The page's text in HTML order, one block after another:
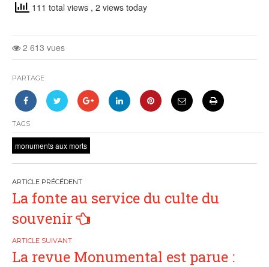
111 total views , 2 views today
2 613 vues
PARTAGE
TAGS
monuments aux morts
Navigation
de
l’article
La fonte au service du culte du
souvenir
La revue Monumental est parue :